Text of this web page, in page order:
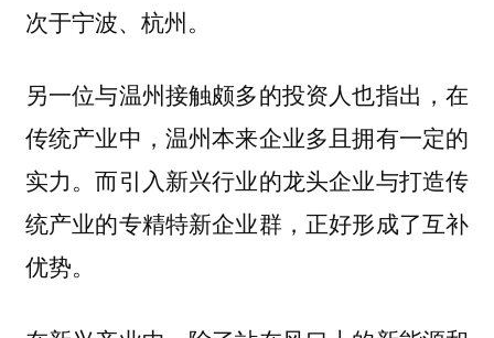
次于宁波、杭州。
另一位与温州接触颇多的投资人也指出，在
传统产业中，温州本来企业多且拥有一定的
实力。而引入新兴行业的龙头企业与打造传
统产业的专精特新企业群，正好形成了互补
优势。